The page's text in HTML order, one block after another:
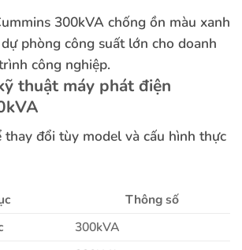
300kVA chống ồn màu xanh
phòng công suất lớn cho doanh
công nghiệp.
thuật máy phát điện
đổi tùy model và cấu hình thực
Thông số
300kVA